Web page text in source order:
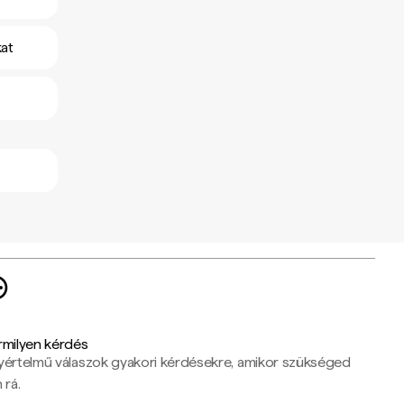
kérdés
válaszok gyakori kérdésekre, amikor szükséged
rá.